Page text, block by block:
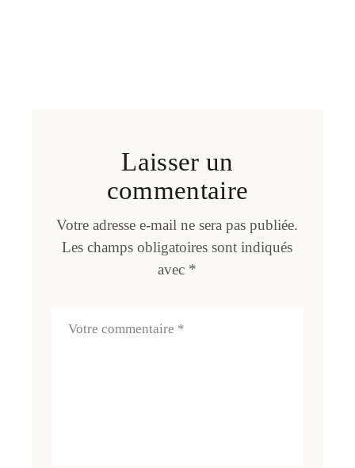
Laisser un
commentaire
Votre adresse e-mail ne sera pas publiée.
Les champs obligatoires sont indiqués
avec *